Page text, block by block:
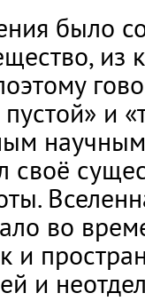
было
из
и
своё
во
и
и